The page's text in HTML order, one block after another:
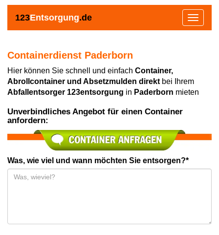
123Entsorgung.de
Toggle
Containerdienst Paderborn
Hier können Sie schnell und einfach Container,
Abrollcontainer und Absetzmulden direkt bei Ihrem
Abfallentsorger 123entsorgung in Paderborn mieten
Unverbindliches Angebot für einen Container
anfordern:
Was, wie viel und wann möchten Sie entsorgen?*